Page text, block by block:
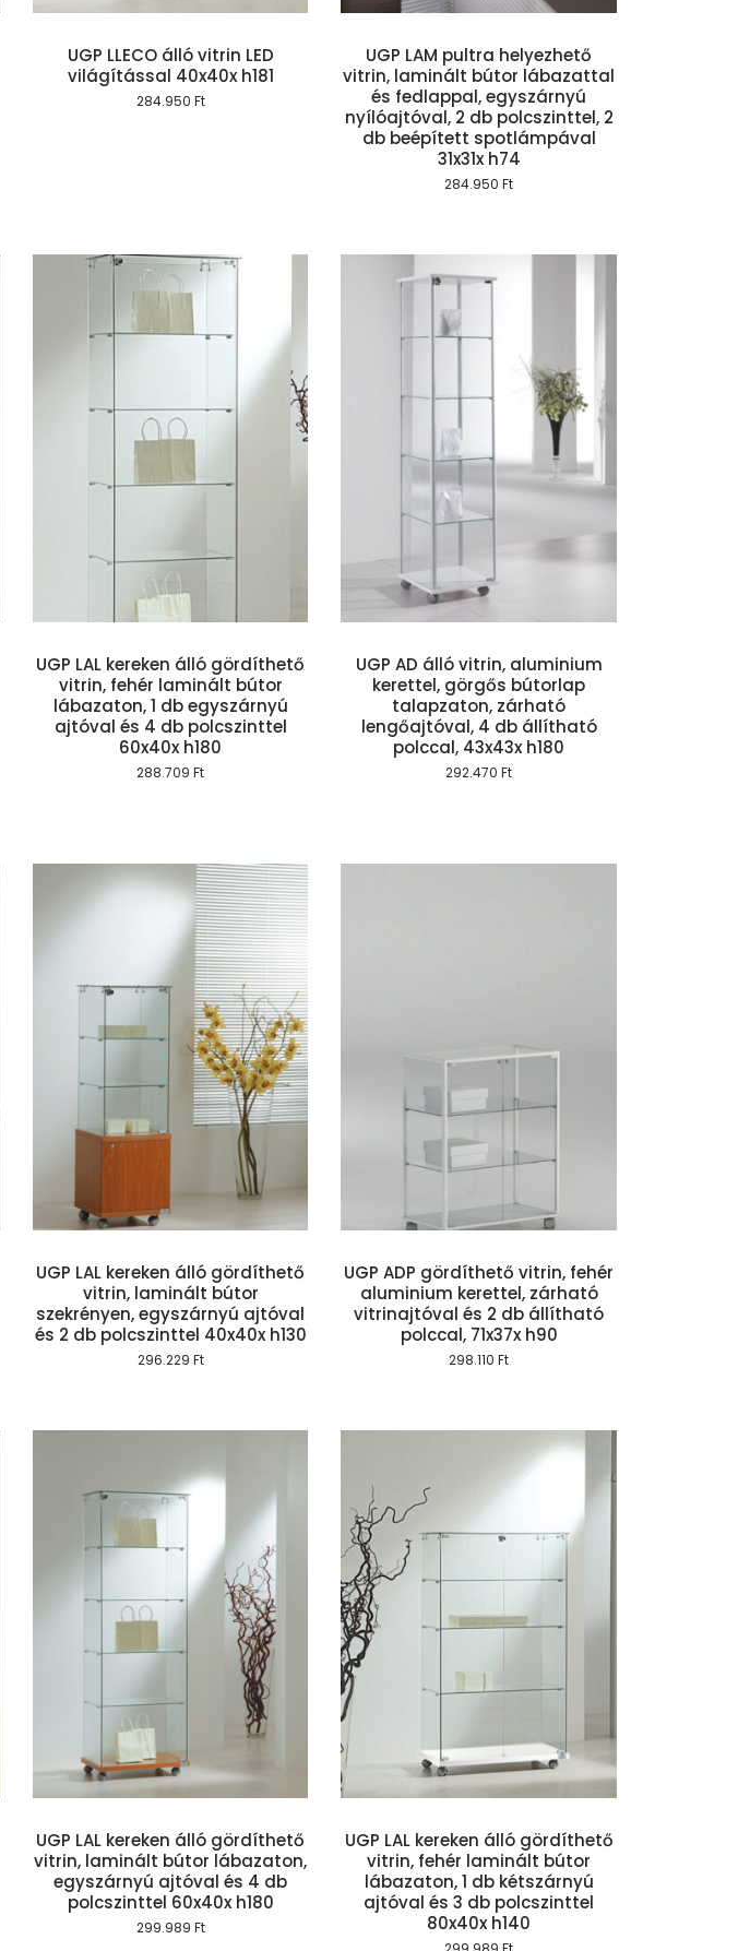
UGP LLECO álló vitrin LED
világítással 40x40x h181
284.950 Ft
UGP LAM pultra helyezhető
vitrin, laminált bútor lábazattal
és fedlappal, egyszárnyú
nyílóajtóval, 2 db polcszinttel, 2
db beépített spotlámpával
31x31x h74
284.950Ft
UGP LAL kereken álló gördíthető
vitrin, fehér laminált bútor
lábazaton, 1 db egyszárnyú
ajtóval és 4 db polcszinttel
60x40x h180
288.709Ft
UGP AD álló vitrin, aluminium
kerettel, görgős bútorlap
talapzaton, zárható
lengőajtóval, 4 db állítható
polccal, 43x43x h180
292.470Ft
UGP LAL kereken álló gördíthető
vitrin, laminált bútor
szekrényen, egyszárnyú ajtóval
és 2 db polcszinttel 40x40x h130
296.229 Ft
Kosárba teszem
UGP ADP gördíthető vitrin, fehér
aluminium kerettel, zárható
vitrinajtóval és 2 db állítható
polccal, 71x37x h90
298.110Ft
UGP LAL kereken álló gördíthető
vitrin, laminált bútor lábazaton,
egyszárnyú ajtóval és 4 db
polcszinttel 60x40x h180
299.989 Ft
Kosárba teszem
UGP LAL kereken álló gördíthető
vitrin, fehér laminált bútor
lábazaton, 1 db kétszárnyú
ajtóval és 3 db polcszinttel
80x40x h140